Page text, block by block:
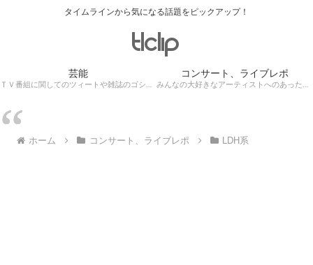
タイムラインから気になる話題をピックアップ！
芸能
ＴＶ番組に関してのツィートや雑誌のゴシップ記事、芸能人目撃情報・ロケ現場遭遇・・・
コンサート、ライブレポ
みんなの大好きなアーティストへのあったかぁ～い思いをツイッターレポートに保存！
ホーム コンサート、ライブレポ LDH系